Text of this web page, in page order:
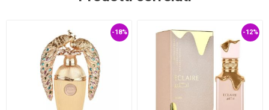
-18% -12%